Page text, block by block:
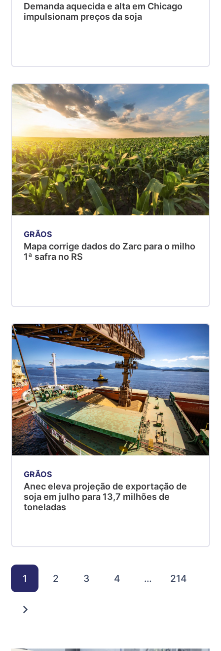
Demanda aquecida e alta em Chicago
impulsionam preços da soja
GRÃOS
Mapa corrige dados do Zarc para o milho
1ª safra no RS
GRÃOS
Anec eleva projeção de exportação de
soja em julho para 13,7 milhões de
toneladas
1 2 3 4 … 214